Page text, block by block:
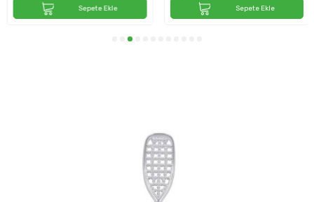
Sepete Ekle Sepete Ekle